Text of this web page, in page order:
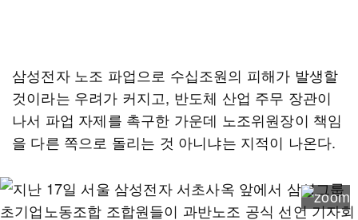
삼성전자 노조 파업으로 수십조원의 피해가 발생할
것이라는 우려가 커지고, 반도체 산업 주무 장관이
나서 파업 자제를 촉구한 가운데 노조위원장이 책임
을 다른 쪽으로 돌리는 것 아니냐는 지적이 나온다.